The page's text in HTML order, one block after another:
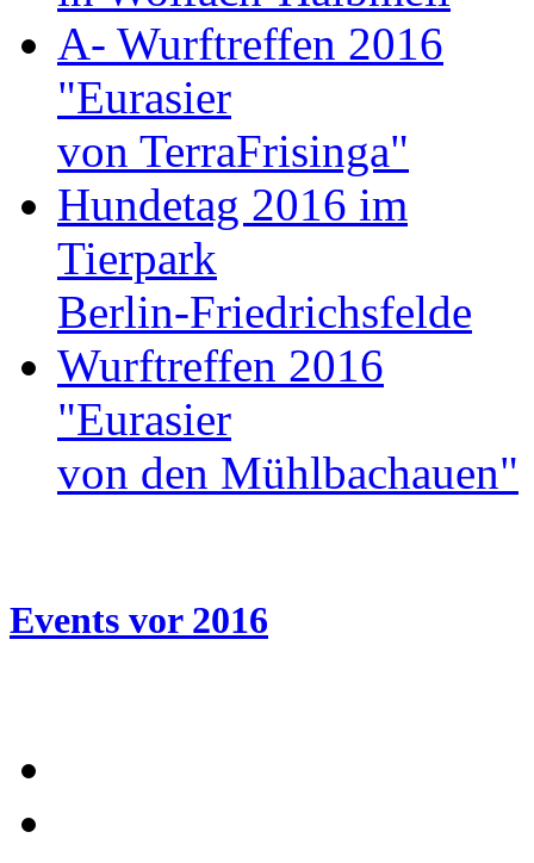
A- Wurftreffen 2016
"Eurasier
von TerraFrisinga"
Hundetag 2016 im
Tierpark
Berlin-Friedrichsfelde
Wurftreffen 2016
"Eurasier
von den Mühlbachauen"
Events vor2016